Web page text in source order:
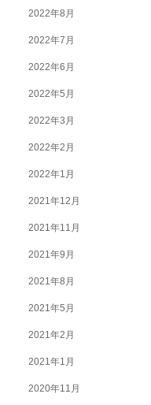
2022年8月
2022年7月
2022年6月
2022年5月
2022年3月
2022年2月
2022年1月
2021年12月
2021年11月
2021年9月
2021年8月
2021年5月
2021年2月
2021年1月
2020年11月